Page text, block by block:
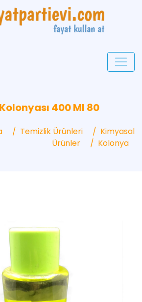
400 Ml 80
Temizlik Ürünleri
Kimyasal
Ürünler
Kolonya